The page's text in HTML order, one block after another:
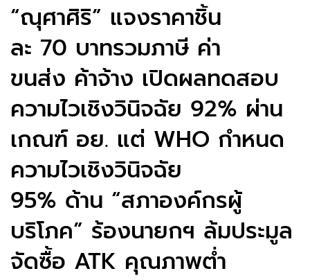
“ณุศาศิริ” แจงราคาชิ้น
ละ 70 บาทรวมภาษี ค่า
ขนส่ง ค้าจ้าง เปิดผลทดสอบ
ความไวเชิงวินิจฉัย 92% ผ่าน
เกณฑ์ อย. แต่ WHO กำหนด
ความไวเชิงวินิจฉัย
95% ด้าน “สภาองค์กรผู้
บริโภค” ร้องนายกฯ ล้มประมูล
จัดซื้อ ATK คุณภาพต่ำ